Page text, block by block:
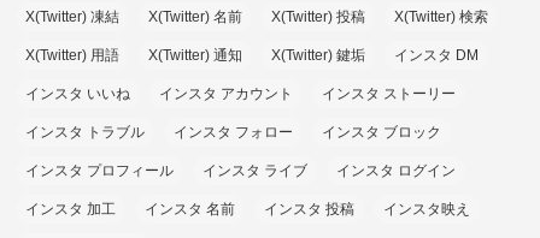
X(Twitter) 凍結 X(Twitter) 名前 X(Twitter) 投稿 X(Twitter) 検索
X(Twitter) 用語 X(Twitter) 通知 X(Twitter) 鍵垢 インスタ DM
インスタ いいね インスタ アカウント インスタ ストーリー
インスタ トラブル インスタ フォロー インスタ ブロック
インスタ プロフィール インスタ ライブ インスタ ログイン
インスタ 加工 インスタ 名前 インスタ 投稿 インスタ映え